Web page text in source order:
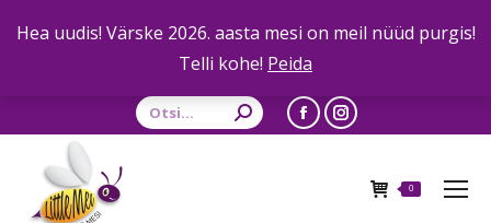
Hea uudis! Värske 2026. aasta mesi on meil nüüd purgis!
Telli kohe! Peida
Otsing:
Facebook
avaneb
Instagram
avaneb0